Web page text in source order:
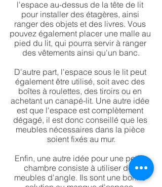
l'espace au-dessus de la tête de lit
pour installer des étagères, ainsi
ranger des objets et des livres. Vous
pouvez également placer une malle au
pied du lit, qui pourra servir à ranger
des vêtements ainsi qu'un banc.
D'autre part, l'espace sous le lit peut
également être utilisé, soit avec des
boîtes à roulettes, des tiroirs ou en
achetant un canapé-lit. Une autre idée
est que l'espace est complètement
dégagé, il est donc conseillé que les
meubles nécessaires dans la pièce
soient fixés au mur.
Enfin, une autre idée pour une petite
chambre consiste à utiliser des
meubles d'angle. Ils sont une bonne